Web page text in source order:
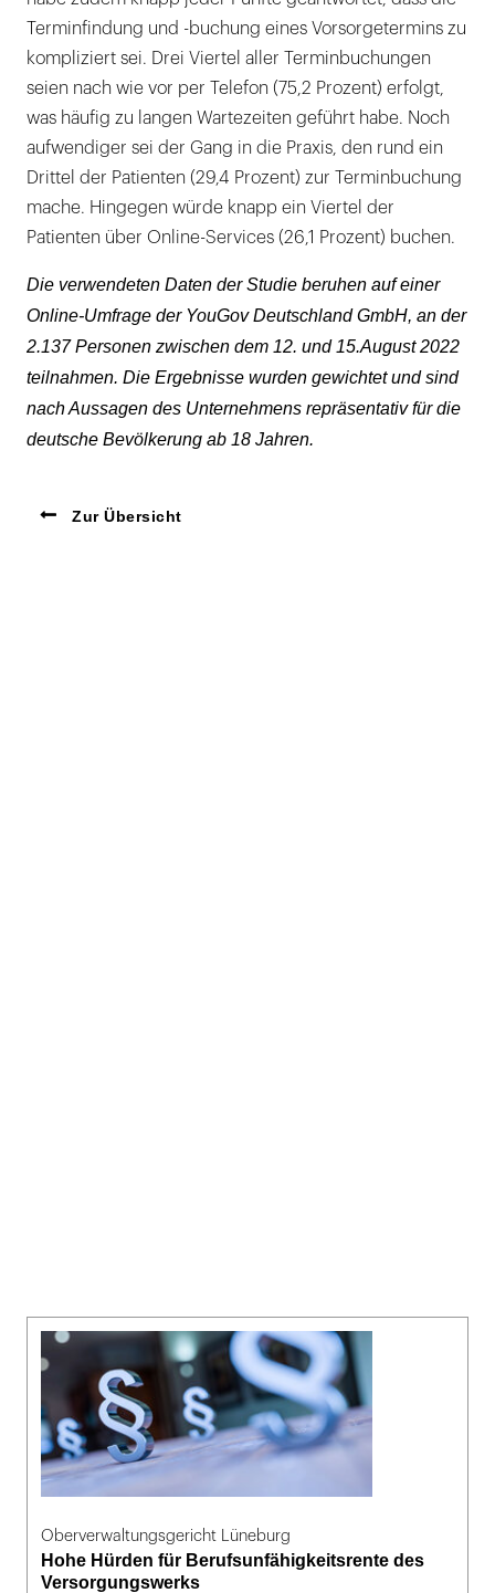
Terminfindung und -buchung eines Vorsorgetermins zu
kompliziert sei. Drei Viertel aller Terminbuchungen
seien nach wie vor per Telefon (75,2 Prozent) erfolgt,
was häufig zu langen Wartezeiten geführt habe. Noch
aufwendiger sei der Gang in die Praxis, den rund ein
Drittel der Patienten (29,4 Prozent) zur Terminbuchung
mache. Hingegen würde knapp ein Viertel der
Patienten über Online-Services (26,1 Prozent) buchen.
Die verwendeten Daten der Studie beruhen auf einer
Online-Umfrage der YouGov Deutschland GmbH, an der
2.137 Personen zwischen dem 12. und 15.August 2022
teilnahmen. Die Ergebnisse wurden gewichtet und sind
nach Aussagen des Unternehmens repräsentativ für die
deutsche Bevölkerung ab 18 Jahren.
Zur Übersicht
Oberverwaltungsgericht Lüneburg
Hohe Hürden für Berufsunfähigkeitsrente des
Versorgungswerks